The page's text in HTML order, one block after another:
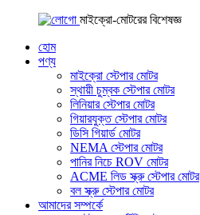
মাইক্রো-মোটরের বিশেষজ্ঞ
হোম
পণ্য
মাইক্রো স্টেপার মোটর
স্থায়ী চুম্বক স্টেপার মোটর
লিনিয়ার স্টেপার মোটর
গিয়ারযুক্ত স্টেপার মোটর
ডিসি গিয়ার্ড মোটর
NEMA স্টেপার মোটর
পানির নিচে ROV মোটর
ACME লিড স্ক্রু স্টেপার মোটর
বল স্ক্রু স্টেপার মোটর
আমাদের সম্পর্কে